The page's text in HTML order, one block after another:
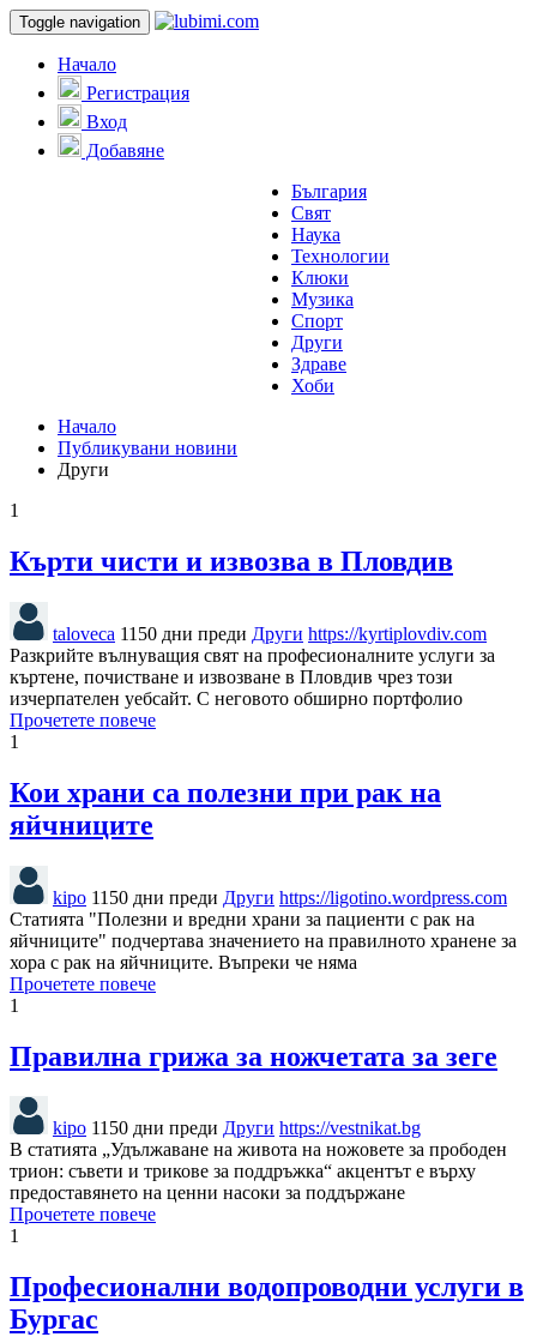
Toggle navigation
Начало
Регистрация
Вход
Добавяне
България
Свят
Наука
Технологии
Клюки
Музика
Спорт
Други
Здраве
Хоби
Начало
Публикувани новини
Други
1
Кърти чисти и извозва в Пловдив
taloveca 1150 дни преди Други https://kyrtiplovdiv.com
Разкрийте вълнуващия свят на професионалните услуги за
къртене, почистване и извозване в Пловдив чрез този
изчерпателен уебсайт. С неговото обширно портфолио
Прочетете повече
1
Кои храни са полезни при рак на
яйчниците
kipo 1150 дни преди Други https://ligotino.wordpress.com
Статията "Полезни и вредни храни за пациенти с рак на
яйчниците" подчертава значението на правилното хранене за
хора с рак на яйчниците. Въпреки че няма
Прочетете повече
1
Правилна грижа за ножчетата за зеге
kipo 1150 дни преди Други https://vestnikat.bg
В статията „Удължаване на живота на ножовете за прободен
трион: съвети и трикове за поддръжка“ акцентът е върху
предоставянето на ценни насоки за поддържане
Прочетете повече
1
Професионални водопроводни услуги в
Бургас